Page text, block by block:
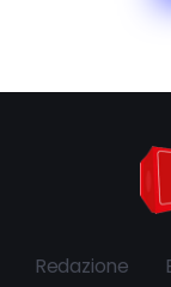
Redazione